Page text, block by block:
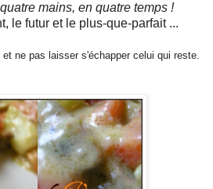
mains, en quatre temps !
le futur et le plus-que-parfait ...
ne pas laisser s'échapper celui qui reste.